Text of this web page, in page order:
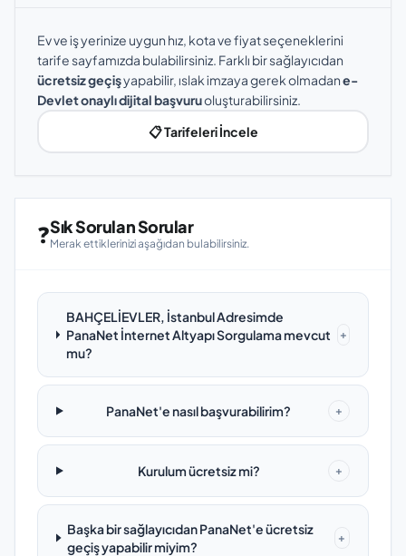
Ev ve iş yerinize uygun hız, kota ve fiyat seçeneklerini
tarife sayfamızda bulabilirsiniz. Farklı bir sağlayıcıdan
ücretsiz geçişyapabilir, ıslak imzaya gerek olmadane-
Devlet onaylı dijital başvuruoluşturabilirsiniz.
📋 Tarifeleri İncele
❓Sık Sorulan Sorular
Merak ettiklerinizi aşağıdan bulabilirsiniz.
BAHÇELİEVLER, İstanbul Adresimde
PanaNet İnternet Altyapı Sorgulama mevcut
mu?
+
PanaNet'e nasıl başvurabilirim? +
Kurulum ücretsiz mi? +
Başka bir sağlayıcıdan PanaNet'e ücretsiz
geçiş yapabilir miyim?
+